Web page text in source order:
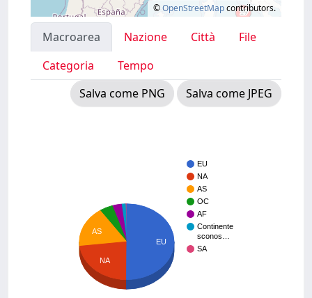
©OpenStreetMapcontributors.
Macroarea Nazione Città
File
Categoria
Tempo
Salva come PNG
Salva come JPEG
EU
NA
AS
OC
AF
Continente
sconos…
SA
AS
NA
EU